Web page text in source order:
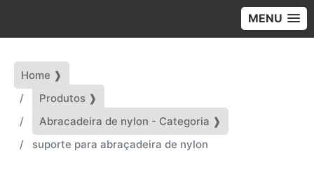
MENU
Home ❱
Produtos ❱
Abracadeira de nylon - Categoria ❱
suporte para abraçadeira de nylon